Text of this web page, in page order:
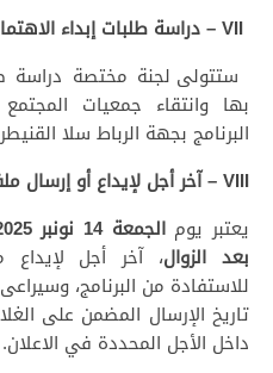
ستتولى لجنة مختصة دراسة
بها وانتقاء جمعيات
البرنامج بجهة الرباط سلا
VIII – آخر أجل لإيداع أو إرسال ملف طلب إبداء الاهتمام:
يعتبر يوم
بعد الزوال، آخر أجل لإيداع
للاستفادة من البرنامج،
تاريخ الإرسال المضمن على
داخل الأجل المحددة في الاعلان.